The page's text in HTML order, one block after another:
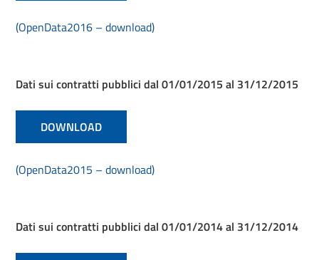
(OpenData2016 – download)
Dati sui contratti pubblici dal 01/01/2015 al 31/12/2015
DOWNLOAD
(OpenData2015 – download)
Dati sui contratti pubblici dal 01/01/2014 al 31/12/2014